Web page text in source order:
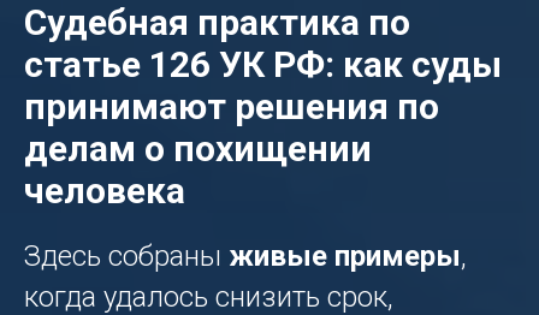
Судебная практика по
статье 126 УК РФ: как суды
принимают решения по
делам о похищении
человека
Здесь собраны живые примеры,
когда удалось снизить срок,